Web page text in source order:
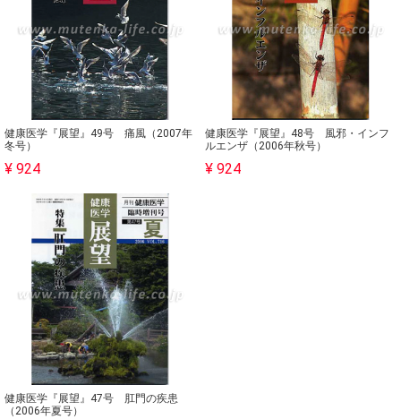
健康医学『展望』49号 痛風（2007年
冬号）
¥ 924
健康医学『展望』48号 風邪・インフ
ルエンザ（2006年秋号）
¥ 924
健康医学『展望』47号 肛門の疾患
（2006年夏号）